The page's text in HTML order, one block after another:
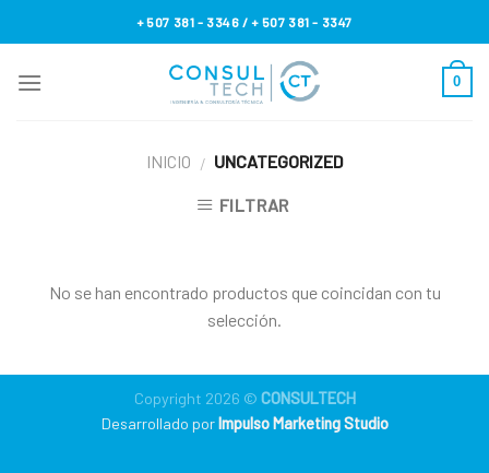
to
+ 507 381 - 3346 / + 507 381 - 3347
0
INICIO / UNCATEGORIZED
FILTRAR
No se han encontrado productos que coincidan con tu
selección.
Copyright 2026 © CONSULTECH
Desarrollado porImpulso Marketing Studio